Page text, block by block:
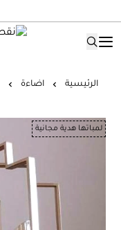
الرئيسية اضاءة
لمباتها هدية مجانية